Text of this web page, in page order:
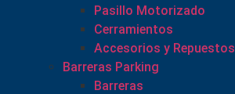
Pasillo Motorizado
Cerramientos
Accesorios y Repuestos
Barreras Parking
Barreras